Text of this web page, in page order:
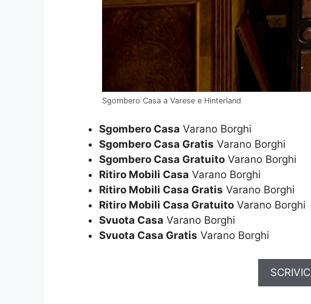
Sgombero Casa a Varese e Hinterland
Sgombero Casa Varano Borghi
Sgombero Casa Gratis Varano Borghi
Sgombero Casa Gratuito Varano Borghi
Ritiro Mobili Casa Varano Borghi
Ritiro Mobili Casa Gratis Varano Borghi
Ritiro Mobili Casa Gratuito Varano Borghi
Svuota Casa Varano Borghi
Svuota Casa Gratis Varano Borghi